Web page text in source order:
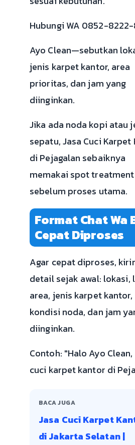
Hubungi WA 0852-8222-
Ayo Clean—sebutkan
jenis karpet kantor, area
prioritas, dan jam yang
diinginkan.
Jika ada noda kopi atau
sepatu, Jasa Cuci Karpet
di Pejagalan sebaiknya
memakai spot treatment
sebelum proses utama.
Format Chat Wa
Cepat Diproses
Agar cepat diproses,
detail sejak awal: lokasi,
area, jenis karpet kantor,
kondisi noda, dan jam
diinginkan.
Contoh: "Halo Ayo
cuci karpet kantor di
BACA JUGA
Jasa Cuci Karpet
di Jakarta Selatan |